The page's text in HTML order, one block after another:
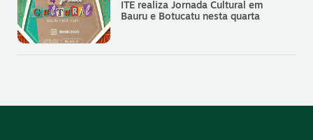
ITE realiza Jornada Cultural em
Bauru e Botucatu nesta quarta